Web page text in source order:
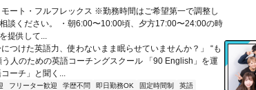
ート・フルフレックス ※勤務時間はご希望第一で調整し
談ください。 ・朝6:00〜10:00頃、夕方17:00〜24:00の時
提供して...
つけた英語力、使わないまま眠らせていませんか？」 “も
う人のための英語コーチングスクール 「90 English」を運
ーチ」と聞く...
フリーター歓迎 学歴不問 即日勤務OK 固定時間制
英語